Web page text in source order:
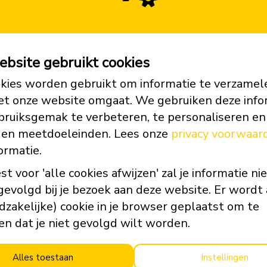
als ambassadeur van Skate4AIR mee
kampioen Jochem Uytdehaage legde het
schaatsen in Zweden dan denk ik als
Hij is één van mijn vroegere helden. Ooit
op mijn slaapkamer.Ik vind het ontzettend
Zweden”.
ambassadeur voor de Zweedse Cystic Fibrosis
in hun voorbereiding en zal straks
aangaan op het ijs. De Daylight Challenge
beleving dan de Classic op de
schaatsen, aldus Jochem Uytdehaage. “Rust,
ronden van minimaal 20 kilometer rondom
gebruikt cookies
worden gebruikt om informatie te
onze website omgaat. We gebruiken deze
te verbeteren, te personaliseren
meetdoeleinden. Lees onze privacy
voor 'alle cookies afwijzen' zal je informatie
bij je bezoek aan deze website. Er wordt
cookie in je browser geplaatst om te
dat je niet gevolgd wilt worden.
Alles toestaan Instellingen